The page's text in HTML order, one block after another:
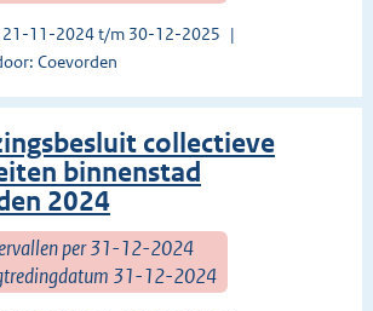
21-11-2024 t/m 30-12-2025
Coevorden
collectieve
binnenstad
2024
per 31-12-2024
31-12-2024